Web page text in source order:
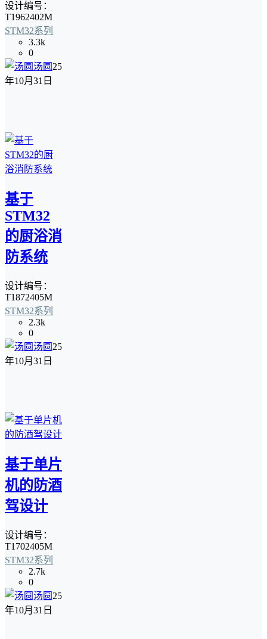
设计编号：
T1962402M
STM32系列
3.3k
0
汤圆 25
年10月31日
基于
STM32
的厨浴消
防系统
设计编号：
T1872405M
STM32系列
2.3k
0
汤圆 25
年10月31日
基于单片
机的防酒
驾设计
设计编号：
T1702405M
STM32系列
2.7k
0
汤圆 25
年10月31日